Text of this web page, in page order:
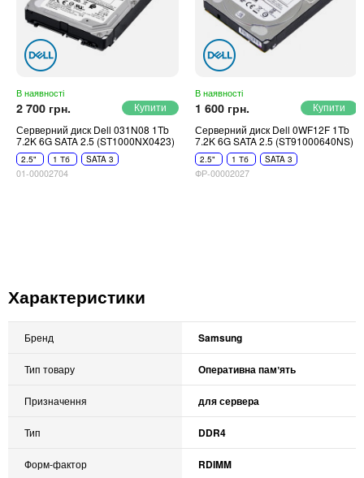
В наявності
2 700 грн.
Серверний диск Dell 031N08 1Tb
7.2K 6G SATA 2.5 (ST1000NX0423)
2.5" 1 Тб SATA 3
01-00002704
В наявності
1 600 грн.
Серверний диск Dell 0WF12F 1Tb
7.2K 6G SATA 2.5 (ST91000640NS)
2.5" 1 Тб SATA 3
ФР-00002027
Характеристики
Бренд Samsung
Тип товару Оперативна памʼять
Призначення для сервера
Тип DDR4
Форм-фактор RDIMM